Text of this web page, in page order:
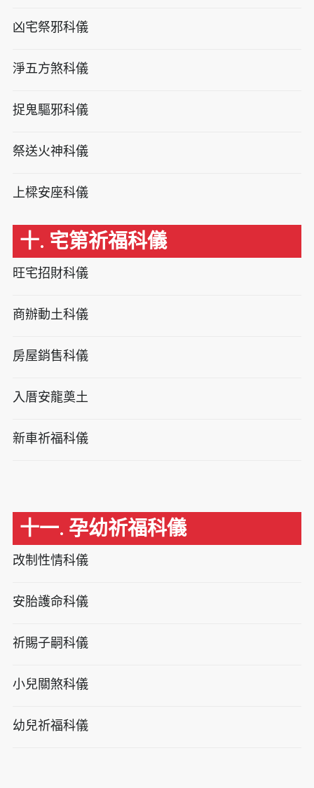
凶宅祭邪科儀
淨五方煞科儀
捉鬼驅邪科儀
祭送火神科儀
上樑安座科儀
十. 宅第祈福科儀
旺宅招財科儀
商辦動土科儀
房屋銷售科儀
入厝安龍奠土
新車祈福科儀
十一. 孕幼祈福科儀
改制性情科儀
安胎護命科儀
祈賜子嗣科儀
小兒關煞科儀
幼兒祈福科儀